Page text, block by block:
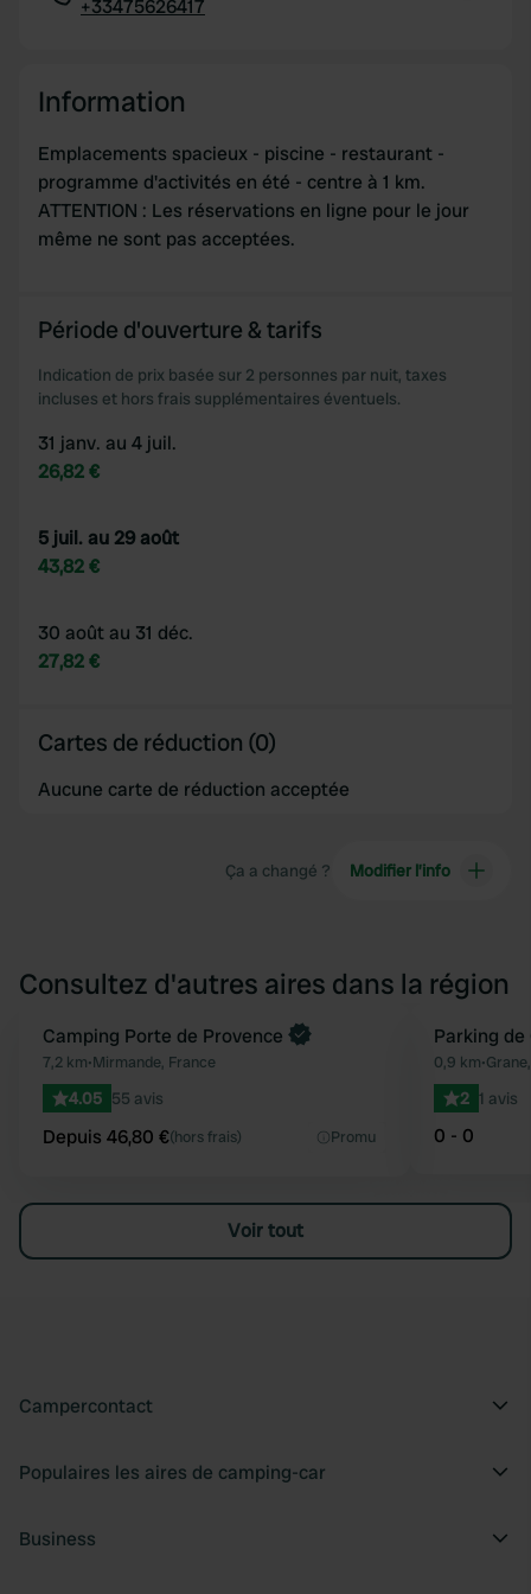
+33475626417
Information
Emplacements spacieux - piscine - restaurant -
programme d'activités en été - centre à 1 km.
ATTENTION : Les réservations en ligne pour le jour
même ne sont pas acceptées.
Période d'ouverture & tarifs
Indication de prix basée sur 2 personnes par nuit, taxes
incluses et hors frais supplémentaires éventuels.
31 janv. au 4 juil.
26,82 €
5 juil. au 29 août
43,82 €
30 août au 31 déc.
27,82 €
Cartes de réduction (0)
Aucune carte de réduction acceptée
Ça a changé ? Modifier l’info
Consultez d'autres aires dans la région
Préféré
Reserve maintenant
Camping Porte de Provence
7,2 km•Mirmande, France
4.05 55 avis
Depuis 46,80 €(hors frais) Promu
Parking
0,9 km•
2 1 avis
0 - 0
Voir tout
Campercontact
Populaires les aires de camping-car
Business